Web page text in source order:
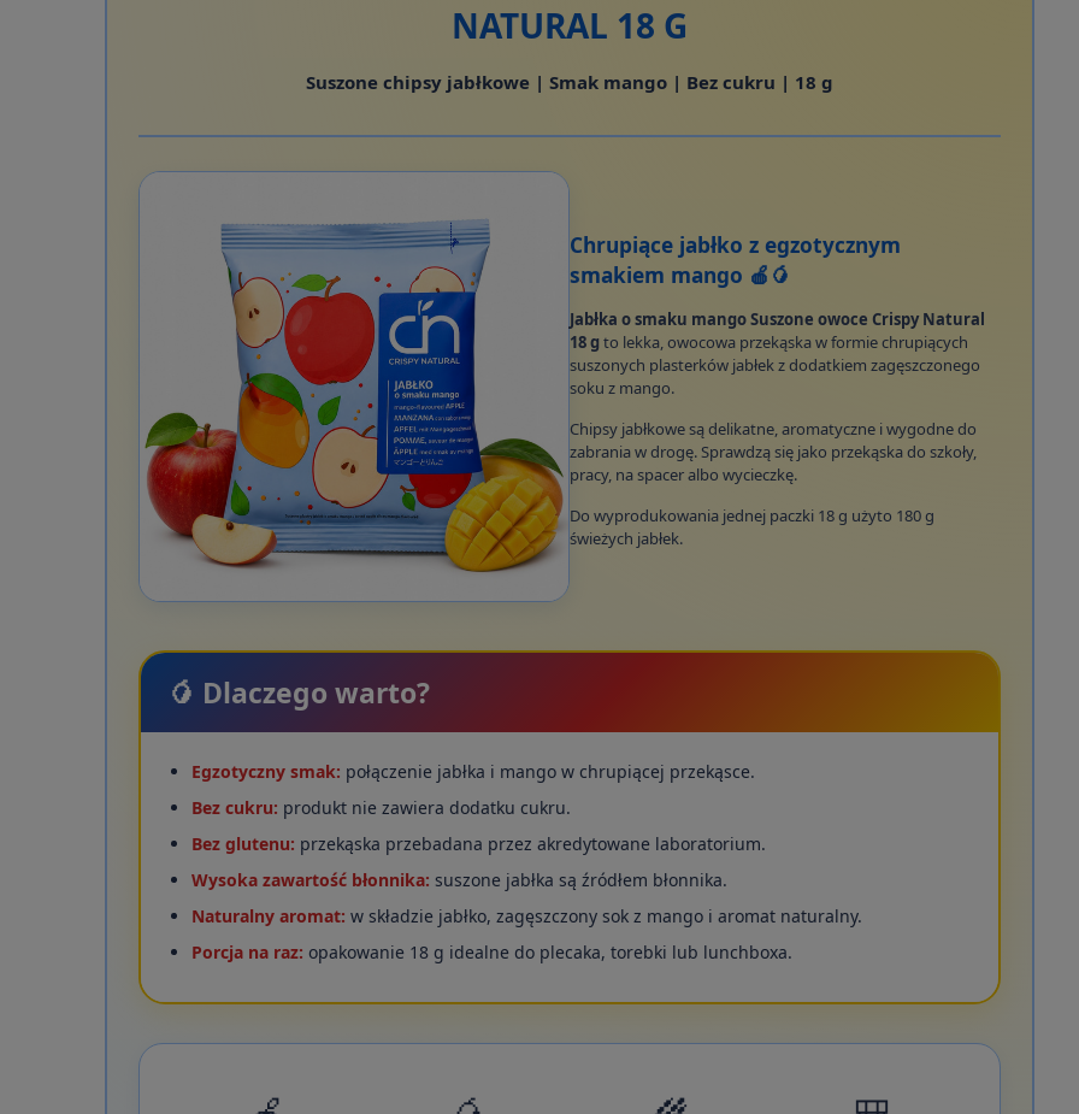
NATURAL 18 G
Suszone chipsy jabłkowe | Smak mango | Bez cukru | 18 g
Chrupiące jabłko z egzotycznym
smakiem mango 🍎🥭
Jabłka o smaku mango Suszone owoce Crispy Natural
18 g to lekka, owocowa przekąska w formie chrupiących
suszonych plasterków jabłek z dodatkiem zagęszczonego
soku z mango.
Chipsy jabłkowe są delikatne, aromatyczne i wygodne do
zabrania w drogę. Sprawdzą się jako przekąska do szkoły,
pracy, na spacer albo wycieczkę.
Do wyprodukowania jednej paczki 18 g użyto 180 g
świeżych jabłek.
🥭 Dlaczego warto?
Egzotyczny smak: połączenie jabłka i mango w chrupiącej przekąsce.
Bez cukru: produkt nie zawiera dodatku cukru.
Bez glutenu: przekąska przebadana przez akredytowane laboratorium.
Wysoka zawartość błonnika: suszone jabłka są źródłem błonnika.
Naturalny aromat: w składzie jabłko, zagęszczony sok z mango i aromat naturalny.
Porcja na raz: opakowanie 18 g idealne do plecaka, torebki lub lunchboxa.